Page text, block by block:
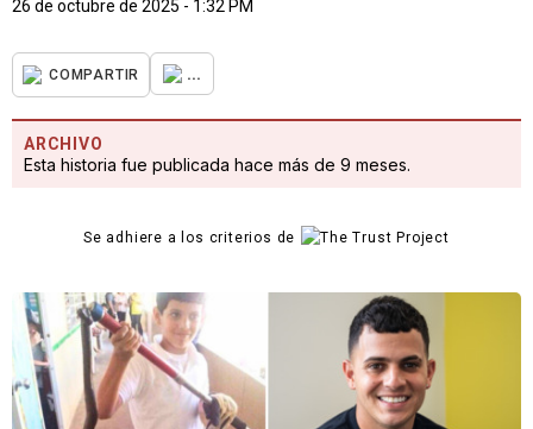
26 de octubre de 2025 - 1:32 PM
COMPARTIR ...
ARCHIVO
Esta historia fue publicada hace más de 9 meses.
Se adhiere a los criterios de